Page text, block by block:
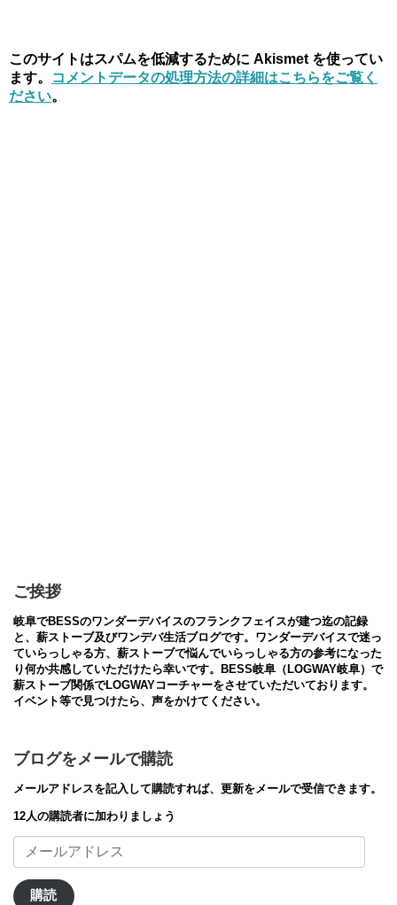
このサイトはスパムを低減するために Akismet を使ってい
ます。
コメントデータの処理方法の詳細はこちらをご覧く
ださい。
ご挨拶
岐阜でBESSのワンダーデバイスのフランクフェイスが建つ迄の記録
と、薪ストーブ及びワンデバ生活ブログです。ワンダーデバイスで迷っ
ていらっしゃる方、薪ストーブで悩んでいらっしゃる方の参考になった
り何か共感していただけたら幸いです。BESS岐阜（LOGWAY岐阜）で
薪ストーブ関係でLOGWAYコーチャーをさせていただいております。
イベント等で見つけたら、声をかけてください。
ブログをメールで購読
メールアドレスを記入して購読すれば、更新をメールで受信できます。
12人の購読者に加わりましょう
メ
ア
購読